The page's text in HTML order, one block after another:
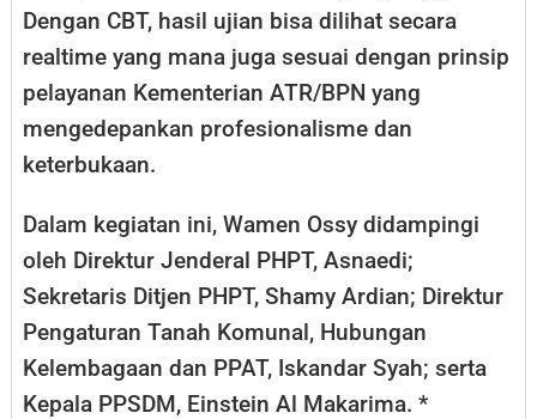
Dengan CBT, hasil ujian bisa dilihat secara
realtime yang mana juga sesuai dengan prinsip
pelayanan Kementerian ATR/BPN yang
mengedepankan profesionalisme dan
keterbukaan.
Dalam kegiatan ini, Wamen Ossy didampingi
oleh Direktur Jenderal PHPT, Asnaedi;
Sekretaris Ditjen PHPT, Shamy Ardian; Direktur
Pengaturan Tanah Komunal, Hubungan
Kelembagaan dan PPAT, Iskandar Syah; serta
Kepala PPSDM, Einstein Al Makarima. *